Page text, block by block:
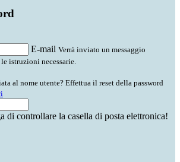
E-mail Verrà inviato un messaggio
istruzioni necessarie.
al nome utente? Effettua il reset della password
di controllare la casella di posta elettronica!